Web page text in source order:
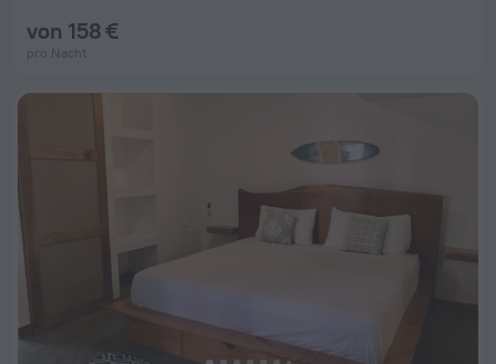
von 158 €
pro Nacht